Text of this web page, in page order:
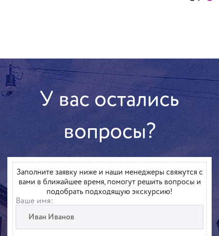
У вас остались
вопросы?
Заполните заявку ниже и наши менеджеры свяжутся с
вами в ближайшее время, помогут решить вопросы и
подобрать подходящую экскурсию!
Ваше имя: